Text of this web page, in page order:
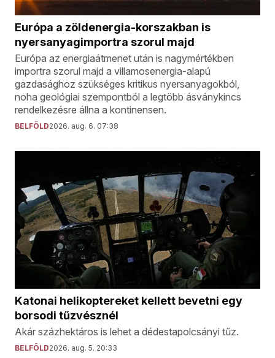
Európa a zöldenergia-korszakban is
nyersanyagimportra szorul majd
Európa az energiaátmenet után is nagymértékben
importra szorul majd a villamosenergia-alapú
gazdasághoz szükséges kritikus nyersanyagokból,
noha geológiai szempontból a legtöbb ásványkincs
rendelkezésre állna a kontinensen.
BELFÖLD2026. aug. 6. 07:38
Katonai helikoptereket kellett bevetni egy
borsodi tűzvésznél
Akár százhektáros is lehet a dédestapolcsányi tűz.
BELFÖLD2026. aug. 5. 20:33